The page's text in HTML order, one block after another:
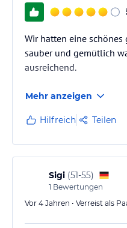
Wir hatten eine schönes
sauber und gemütlich
ausreichend.
Mehr anzeigen
Hilfreich Teilen
Sigi (51-55)
1 Bewertungen
Vor 4 Jahren • Verreist als